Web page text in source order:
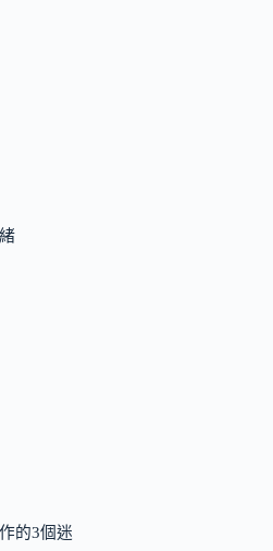
的3個迷